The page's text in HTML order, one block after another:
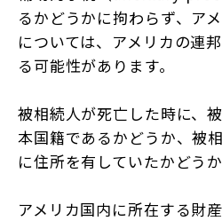
るかどうかに拘わらず、ア
については、アメリカの連
る可能性があります。
被相続人が死亡した時に、
本国籍であるかどうか、被
に住所を有していたかどう
アメリカ国内に所在する財